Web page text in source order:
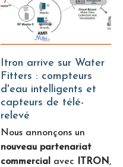
Itron arrive sur Water
Fitters : compteurs
d'eau intelligents et
capteurs de télé-
relevé
Nous annonçons un
nouveau partenariat
commercial
avec ITRON,